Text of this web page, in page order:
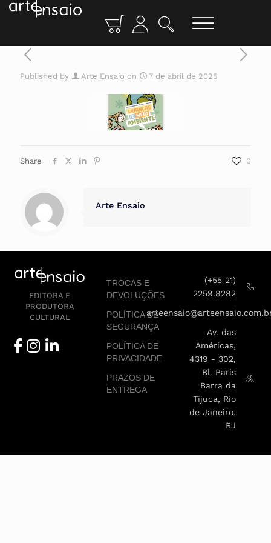
Published by Arte Ensaio on 7 de abril de 2025
Share 0
Arte Ensaio
EDITORA E
PRODUTORA
CULTURAL
TROCAS E
DEVOLUÇÕES
POLÍTICA DE
SEGURANÇA
POLÍTICA DE
PRIVACIDADE
PRAZOS DE
ENTREGA
(+55 21)
2259.8282
Av. das
Américas,
4319 - 302,
Bl. Paris
Barra da
Tijuca, Rio
de Janeiro,
RJ